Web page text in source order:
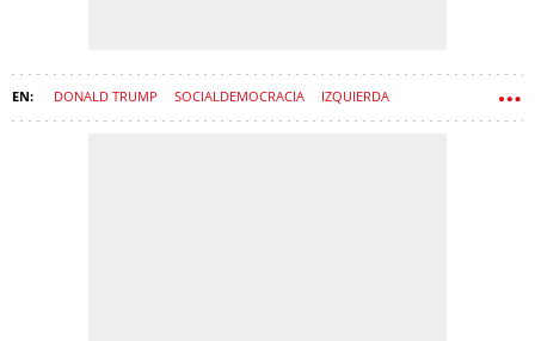
DONALD TRUMP SOCIALDEMOCRACIA IZQUIERDA